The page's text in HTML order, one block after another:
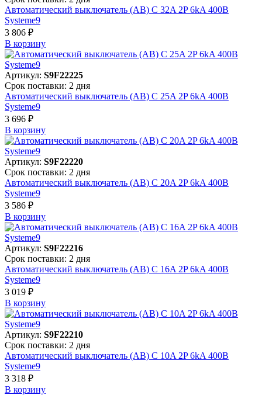
Автоматический выключатель (АВ) C 32A 2P 6kA 400В
Systeme9
3 806 ₽
В корзинy
Артикул: S9F22225
Срок поставки: 2 дня
Автоматический выключатель (АВ) C 25A 2P 6kA 400В
Systeme9
3 696 ₽
В корзинy
Артикул: S9F22220
Срок поставки: 2 дня
Автоматический выключатель (АВ) C 20A 2P 6kA 400В
Systeme9
3 586 ₽
В корзинy
Артикул: S9F22216
Срок поставки: 2 дня
Автоматический выключатель (АВ) C 16A 2P 6kA 400В
Systeme9
3 019 ₽
В корзинy
Артикул: S9F22210
Срок поставки: 2 дня
Автоматический выключатель (АВ) C 10A 2P 6kA 400В
Systeme9
3 318 ₽
В корзинy